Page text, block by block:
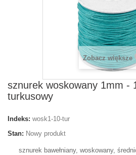
Zobacz większe
sznurek woskowany 1mm -
turkusowy
Indeks: wosk1-10-tur
Stan: Nowy produkt
sznurek bawełniany, woskowany,